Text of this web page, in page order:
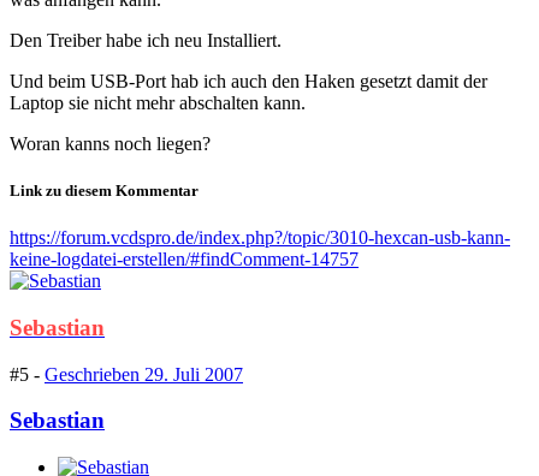
Den Treiber habe ich neu Installiert.
Und beim USB-Port hab ich auch den Haken gesetzt damit der
Laptop sie nicht mehr abschalten kann.
Woran kanns noch liegen?
Link zu diesem Kommentar
https://forum.vcdspro.de/index.php?/topic/3010-hexcan-usb-kann-
keine-logdatei-erstellen/#findComment-14757
Sebastian
#5 - Geschrieben 29. Juli 2007
Sebastian